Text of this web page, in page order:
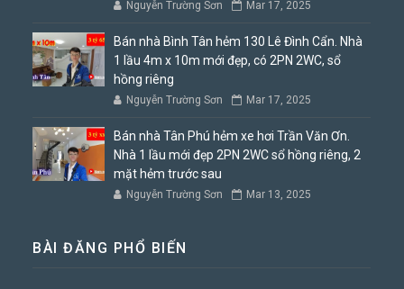
Nguyễn Trường Sơn Mar 17, 2025
Bán nhà Bình Tân hẻm 130 Lê Đình Cẩn. Nhà
1 lầu 4m x 10m mới đẹp, có 2PN 2WC, sổ
hồng riêng
Nguyễn Trường Sơn Mar 17, 2025
Bán nhà Tân Phú hẻm xe hơi Trần Văn Ơn.
Nhà 1 lầu mới đẹp 2PN 2WC sổ hồng riêng, 2
mặt hẻm trước sau
Nguyễn Trường Sơn Mar 13, 2025
BÀI ĐĂNG PHỔ BIẾN